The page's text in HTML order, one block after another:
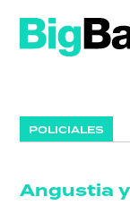
POLICIALES
Angustia